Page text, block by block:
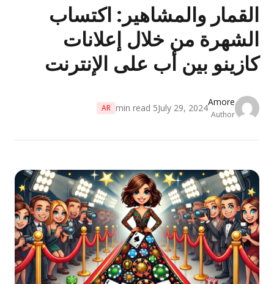
القمار والمشاهير: اكتساب
الشهرة من خلال إعلانات
كازينو بين أب على الإنترنت
Amore
Author
July 29, 2024
5
AR